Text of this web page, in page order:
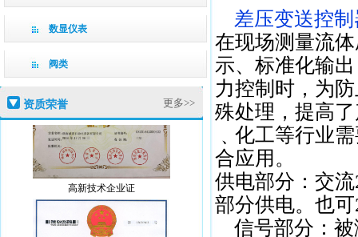
数显仪表
阀类
资质荣誉 更多>>
高新技术企业证
差压变送控
在现场测量流
示、标准化输
力控制时，为
殊处理，提高
﹑化工等行业
合应用。
供电部分：交
部分供电。也
信号部分：被